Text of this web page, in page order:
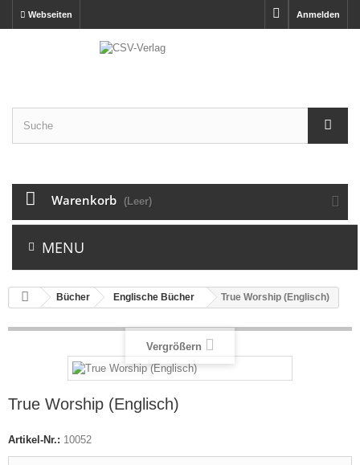
Anmelden
Webseiten
Warenkorb (Leer)
MENU
Bücher Englische Bücher True Worship (Englisch)
Vergrößern
True Worship (Englisch)
Artikel-Nr.: 10052